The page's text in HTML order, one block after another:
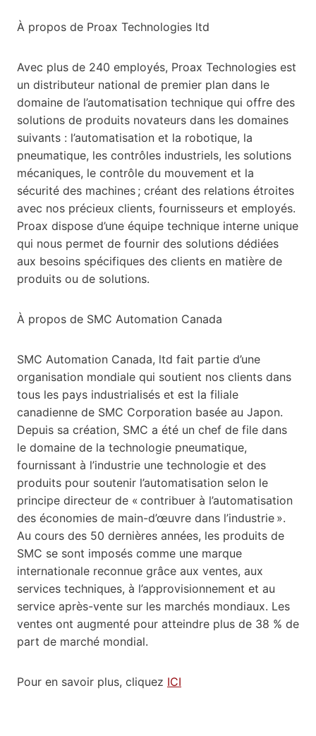
À propos de Proax Technologies ltd
Avec plus de 240 employés, Proax Technologies est
un distributeur national de premier plan dans le
domaine de l’automatisation technique qui offre des
solutions de produits novateurs dans les domaines
suivants : l’automatisation et la robotique, la
pneumatique, les contrôles industriels, les solutions
mécaniques, le contrôle du mouvement et la
sécurité des machines ; créant des relations étroites
avec nos précieux clients, fournisseurs et employés.
Proax dispose d’une équipe technique interne unique
qui nous permet de fournir des solutions dédiées
aux besoins spécifiques des clients en matière de
produits ou de solutions.
À propos de SMC Automation Canada
SMC Automation Canada, ltd fait partie d’une
organisation mondiale qui soutient nos clients dans
tous les pays industrialisés et est la filiale
canadienne de SMC Corporation basée au Japon.
Depuis sa création, SMC a été un chef de file dans
le domaine de la technologie pneumatique,
fournissant à l’industrie une technologie et des
produits pour soutenir l’automatisation selon le
principe directeur de « contribuer à l’automatisation
des économies de main-d’œuvre dans l’industrie ».
Au cours des 50 dernières années, les produits de
SMC se sont imposés comme une marque
internationale reconnue grâce aux ventes, aux
services techniques, à l’approvisionnement et au
service après-vente sur les marchés mondiaux. Les
ventes ont augmenté pour atteindre plus de 38 % de
part de marché mondial.
Pour en savoir plus, cliquez ICI